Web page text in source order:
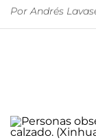
Por Andrés